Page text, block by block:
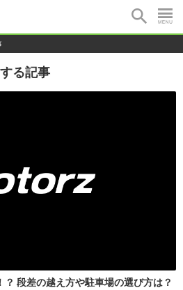
る記事
段差の越え方や駐車場の選び方は？